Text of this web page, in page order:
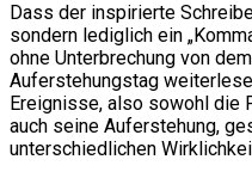
Dass der inspirierte
sondern lediglich ein
ohne Unterbrechung von
Auferstehungstag
Ereignisse, also sowohl die
auch seine Auferstehung,
unterschiedlichen